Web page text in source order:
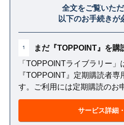
れているという確信にもつな
全文をご覧いただ
以下のお手続きが
1
まだ『TOPPOINT』を購
「TOPPOINTライブラリー」
『TOPPOINT』定期購読者
す。ご利用には定期購読のお
サービス詳細